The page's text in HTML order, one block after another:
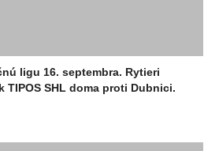
ligu 16. septembra. Rytieri
SHL doma proti Dubnici.